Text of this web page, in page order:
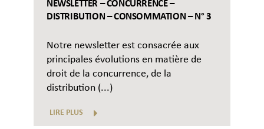
NEWSLETTER – CONCURRENCE –
DISTRIBUTION – CONSOMMATION – N° 3
Notre newsletter est consacrée aux
principales évolutions en matière de
droit de la concurrence, de la
distribution (...)
LIRE PLUS